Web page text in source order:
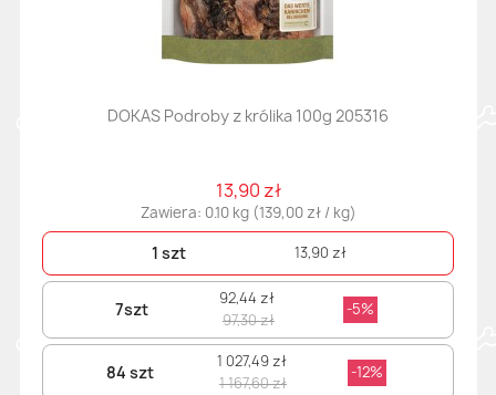
DOKAS Podroby z królika 100g 205316
13,90 zł
Zawiera: 0.10 kg (139,00 zł / kg)
1 szt 13,90 zł
7szt
92,44 zł
97,30 zł
-5%
84 szt
1 027,49 zł
1 167,60 zł
-12%